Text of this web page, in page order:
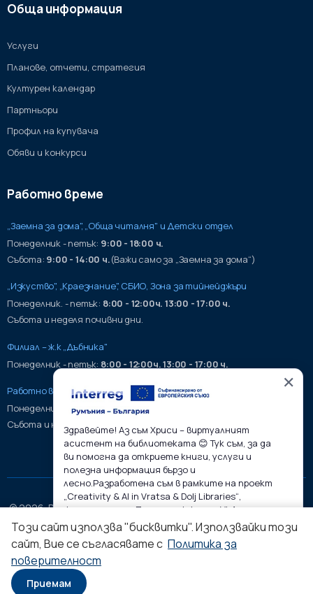
Обща информация
Услуги
Планове, отчети, стратегия
Културен календар
Партньори
Профил на купувача
Обяви и конкурси
Работно време
„Заемна за дома", „Обща читалня" и Детски отдел
Понеделник - петък: 9:00 - 18:00 ч.
Събота: 9:00 - 14:00 ч.(Важи само за „Заемна за дома“)
„Изкуство", „Краезнание", СБИО, Зона за тийнейджъри
Понеделник. - петък: 8:00 - 12:00ч. 13:00 - 17:00 ч.
Събота и неделя почивни дни.
Филиал – ж.к „Дъбника"
Понеделник - петък: 8:00 - 12:00ч. 13:00 - 17:00 ч.
Работно време на хранилища:
Понеделник - петък:9:00 - 17:00ч.
Събота и неделя почивни дни.
© 2026. Регионална библиотека „Христо Ботев" – гр. Враца.
Всички права запазени.
Софтуерна разработка и поддръжка от ASAP
✕
Здравейте! Аз съм Хриси – виртуалният
асистент на библиотеката 😊 Тук съм, за да
ви помогна да откриете книги, услуги и
полезна информация бързо и
лесно.Разработена съм в рамките на проект
„Creativity & AI in Vratsa & Dolj Libraries“,
финансиран по Програма Interreg VI-A
Румъния–България.
Научи повече за Хриси
Този сайт използва "бисквитки". Използвайки този
сайт, Вие се съгласявате с Политика за
поверителност
Приемам